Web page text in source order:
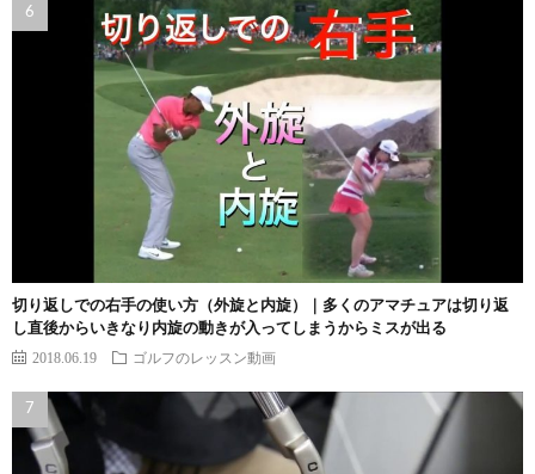
切り返しでの右手の使い方（外旋と内旋）｜多くのアマチュアは切り返
し直後からいきなり内旋の動きが入ってしまうからミスが出る
2018.06.19 ゴルフのレッスン動画